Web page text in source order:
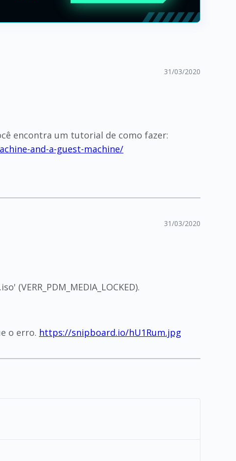
31/03/2020
encontra um tutorial de como fazer:
and-a-guest-machine/
31/03/2020
o erro. https://snipboard.io/hU1Rum.jpg